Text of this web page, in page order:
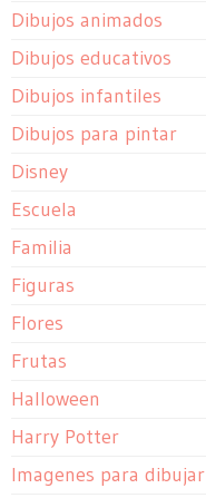
Dibujos animados
Dibujos educativos
Dibujos infantiles
Dibujos para pintar
Disney
Escuela
Familia
Figuras
Flores
Frutas
Halloween
Harry Potter
Imagenes para dibujar